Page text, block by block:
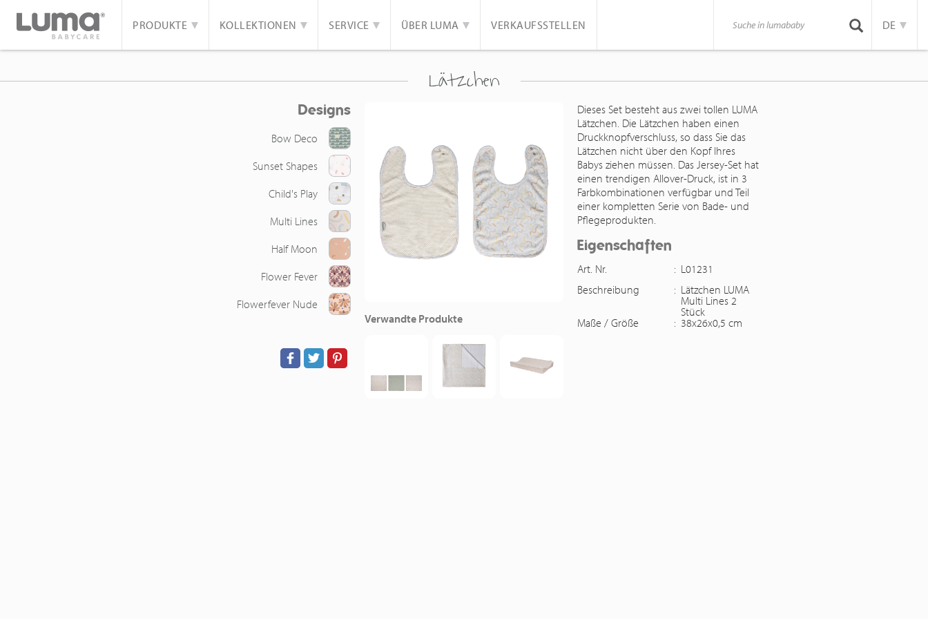
PRODUKTE KOLLEKTIONEN SERVICE ÜBER LUMA VERKAUFSSTELLEN DE
Lätzchen
Designs
Bow Deco
Sunset Shapes
Child's Play
Multi Lines
Half Moon
Flower Fever
Flowerfever Nude
Verwandte Produkte
Dieses Set besteht aus zwei tollen LUMA
Lätzchen. Die Lätzchen haben einen
Druckknopfverschluss, so dass Sie das
Lätzchen nicht über den Kopf Ihres
Babys ziehen müssen. Das Jersey-Set hat
einen trendigen Allover-Druck, ist in 3
Farbkombinationen verfügbar und Teil
einer kompletten Serie von Bade- und
Pflegeprodukten.
Eigenschaften
Art. Nr. : L01231
Beschreibung
: Lätzchen LUMA
Multi Lines 2
Stück
Maße / Größe
: 38x26x0,5 cm